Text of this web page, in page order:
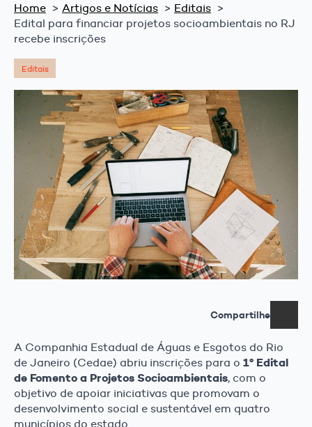
Home Artigos e Notícias
Editais
Edital para financiar projetos socioambientais no RJ
recebe inscrições
Editais
Compartilhe
A Companhia Estadual de Águas e Esgotos do Rio
de Janeiro (Cedae) abriu inscrições para o 1º Edital
de Fomento a Projetos Socioambientais, com o
objetivo de apoiar iniciativas que promovam o
desenvolvimento social e sustentável em quatro
municípios do estado.